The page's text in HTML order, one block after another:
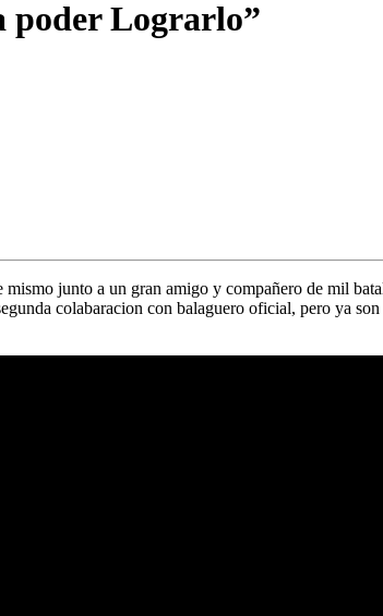
poder Lograrlo”
mismo junto a un gran amigo y compañero de mil
colabaracion con balaguero oficial, pero ya